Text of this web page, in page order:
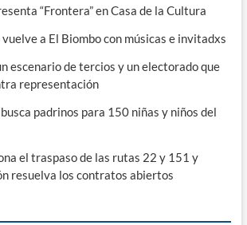
“Frontera” en Casa de la Cultura
a El Biombo con músicas e invitadxs
escenario de tercios y un electorado que
representación
padrinos para 150 niñas y niños del
el traspaso de las rutas 22 y 151 y
resuelva los contratos abiertos